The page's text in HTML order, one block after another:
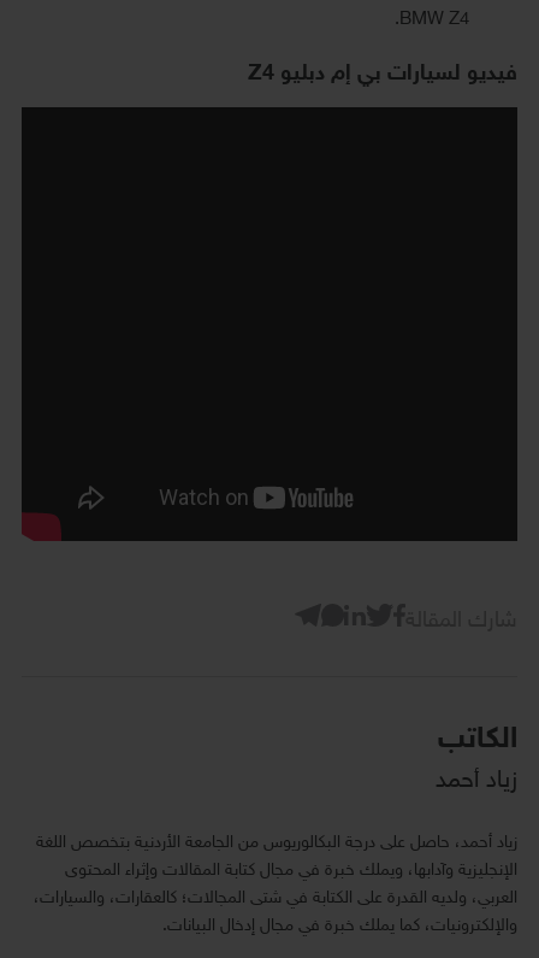
BMW Z4.
فيديو لسيارات بي إم دبليو Z4
الكاتب
زياد أحمد
زياد أحمد، حاصل على درجة البكالوريوس من الجامعة الأردنية بتخصص اللغة
الإنجليزية وآدابها، ويملك خبرة في مجال كتابة المقالات وإثراء المحتوى
العربي، ولديه القدرة على الكتابة في شتى المجالات؛ كالعقارات، والسيارات،
والإلكترونيات، كما يملك خبرة في مجال إدخال البيانات.